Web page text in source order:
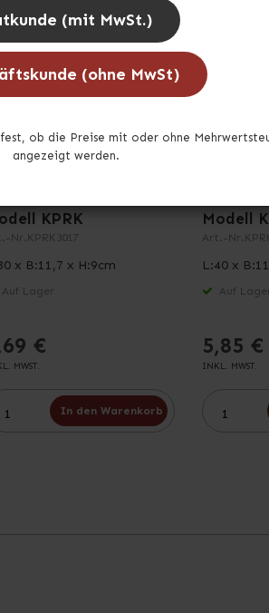
(mit MwSt.)
(ohne MwSt)
ob die Preise mit oder ohne
angezeigt werden.
KPRK
Nr. KPRK3017
x B:11,7 x H:9cm
Auf Lager
€
MWST.
In den Warenkorb
Modell
Art.-Nr.
L:40 x
Auf Lager
5,85 €
INKL. MWST.